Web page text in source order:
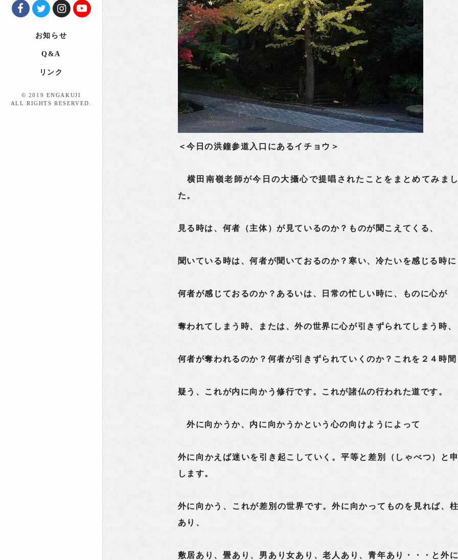
お知らせ
Q&A
リンク
© 2019 ENGAKUJI
ALL RIGHTS RESERVED.
＜今日の洪鐘参道入口にあるイチョウ＞
横田南嶺老師が今日の大攝心で提唱されたことをまとめてみま
た。
見る時は、何者（主体）が見ているのか？ものが聞こえてくる、
聞いている時は、何者が聞いておるのか？寒い、冷たいを感じる時に
何者が感じておるのか？あるいは、日常の忙しい時に、ものに心が
奪われてしまう時、または、外の世界に心が引きずられてしまう時、
何者が奪われるのか？何者が引きずられていくのか？これを２４時間
疑う、これが内に向かう修行です。これが諸仏の行われた道です。
外に向かうか、内に向かうかという心の向けようによって
外に向かえば迷いを引き起こしていく。平等と差別（しゃべつ）と
します。
外に向かう、これが差別の世界です。外に向かってものを見れば、
あり、
敷居あり、畳あり、男あり女あり、老人あり、青年あり・・・と外